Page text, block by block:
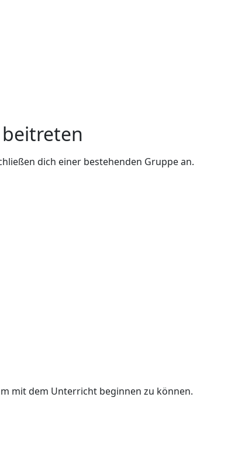
dich einer bestehenden Gruppe an.
mit dem Unterricht beginnen zu können.